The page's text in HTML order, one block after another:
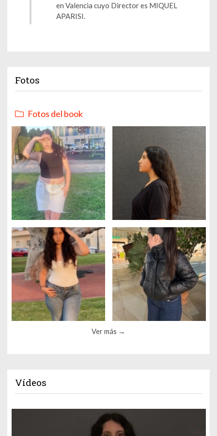
en Valencia cuyo Director es MIQUEL
APARISI.
Fotos
Fotos del book
Ver más
Vídeos